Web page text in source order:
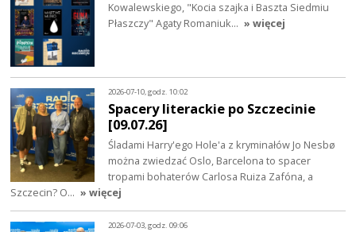
Kowalewskiego, "Kocia szajka i Baszta Siedmiu
Płaszczy" Agaty Romaniuk… » więcej
2026-07-10, godz. 10:02
Spacery literackie po Szczecinie
[09.07.26]
Śladami Harry'ego Hole'a z kryminałów Jo Nesbø
można zwiedzać Oslo, Barcelona to spacer
tropami bohaterów Carlosa Ruiza Zafóna, a
Szczecin? O… » więcej
2026-07-03, godz. 09:06